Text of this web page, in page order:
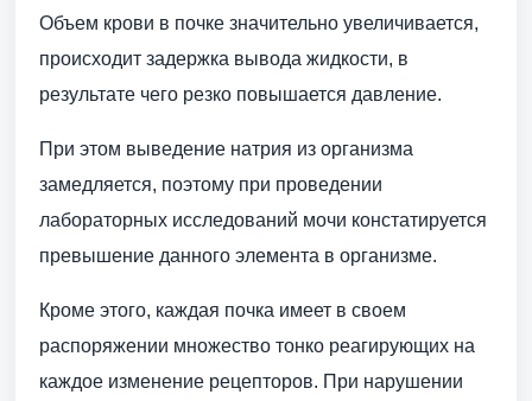
Объем крови в почке значительно увеличивается,
происходит задержка вывода жидкости, в
результате чего резко повышается давление.
При этом выведение натрия из организма
замедляется, поэтому при проведении
лабораторных исследований мочи констатируется
превышение данного элемента в организме.
Кроме этого, каждая почка имеет в своем
распоряжении множество тонко реагирующих на
каждое изменение рецепторов. При нарушении